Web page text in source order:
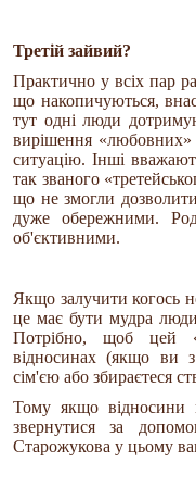
Третій зайвий?
Практично у всіх пар
що накопичуються,
тут одні люди
вирішення
ситуацію. Інші
так званого
що не змогли
дуже обережними.
об'єктивними.
Якщо залучити когось
це має бути мудра
Потрібно, щоб цей
відносинах (якщо ви
сім'єю або збираєтеся
Тому якщо відносини
звернутися за
Старожукова у цьому